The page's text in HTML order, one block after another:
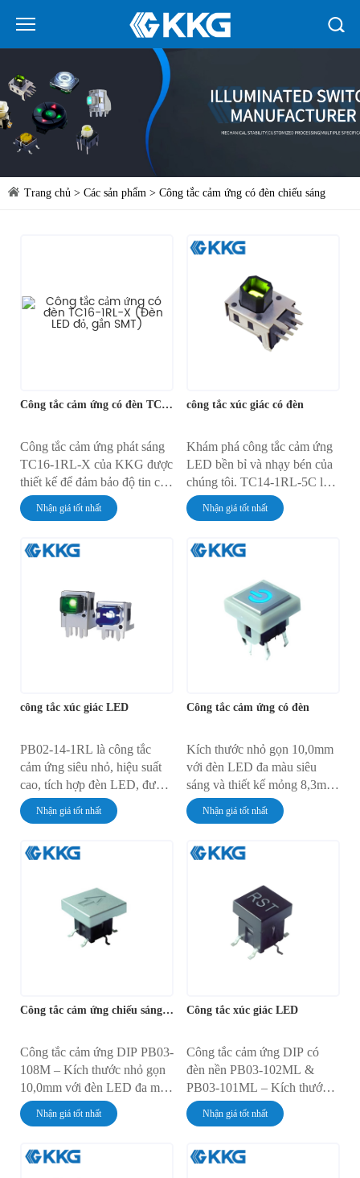
Trang chủ > Các sản phẩm > Công tắc cảm ứng có đèn chiếu sáng
Công tắc cảm ứng có đèn TC16-1RL-X (Đèn LED đỏ, gắn SMT)
Công tắc cảm ứng phát sáng
TC16-1RL-X của KKG được
thiết kế để đảm bảo độ tin cậy
và phản hồi rõ ràng cho người
dùng. Công tắc nhỏ gọn
hông này có tuổi thọ hoạt
và đạt chuẩn IP66 về khả
năng chống bụi và nước. Với
nhiều tùy chọn màu đèn LED
siêu sáng, chúng hoàn hảo
Nhận giá tốt nhất
công tắc xúc giác có đèn
Khám phá công tắc cảm ứng
LED bền bỉ và nhạy bén của
chúng tôi. TC14-1RL-5C là
công tắc DIP siêu nhỏ
(7,7x6,8mm) với đèn LED
quan rõ nét. Với tuổi thọ lên
nhiệt độ hoạt động rộng
(-40℃ đến +80℃), TC14-
1RL-5C đảm bảo độ tin cậy
cao cho các thiết kế điện tử
Nhận giá tốt nhất
công tắc xúc giác LED
PB02-14-1RL là công tắc
cảm ứng siêu nhỏ, hiệu suất
cao, tích hợp đèn LED, được
thiết kế để đảm bảo độ tin
cậy. Công tắc DIP nhỏ gọn
bền vượt trội với tuổi thọ lên
được trang bị đèn LED siêu
sáng với bảy màu, hoạt động
ở mức 12V DC, 50mA, lý
tưởng cho các thiết kế điện tử
Nhận giá tốt nhất
Công tắc cảm ứng có đèn
Kích thước nhỏ gọn 10,0mm
với đèn LED đa màu siêu
sáng và thiết kế mỏng 8,3mm.
Được thiết kế cho thiết bị điện
tử công nghiệp và tiêu dùng,
hơn 50.000 chu kỳ và độ tin
cho việc tích hợp PCB mật độ
Nhận giá tốt nhất
Công tắc cảm ứng chiếu sáng màu tùy chỉnh
Công tắc cảm ứng DIP PB03-
108M – Kích thước nhỏ gọn
10,0mm với đèn LED đa màu
siêu sáng và thiết kế mỏng
8,1mm. Được thiết kế cho
và tiêu dùng, tương thích
Nhận giá tốt nhất
Công tắc xúc giác LED
Công tắc cảm ứng DIP có
đèn nền PB03-102ML &
PB03-101ML – Kích thước
siêu nhỏ gọn 7,0mm, thiết kế
mỏng 8,3mm với đèn LED đa
để đảm bảo độ chính xác
Nhận giá tốt nhất